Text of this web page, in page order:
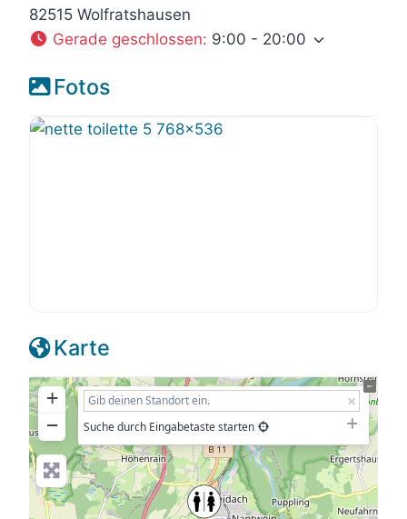
82515 Wolfratshausen
Gerade geschlossen: 9:00 - 20:00
Fotos
Karte
+
−
Suche durch Eingabetaste starten